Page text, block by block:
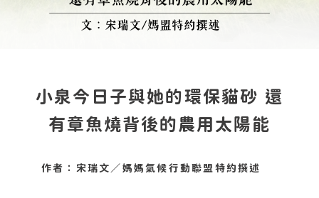
小泉今日子與她的環保貓砂 還
有章魚燒背後的農用太陽能
作者：宋瑞文／媽媽氣候行動聯盟特約撰述